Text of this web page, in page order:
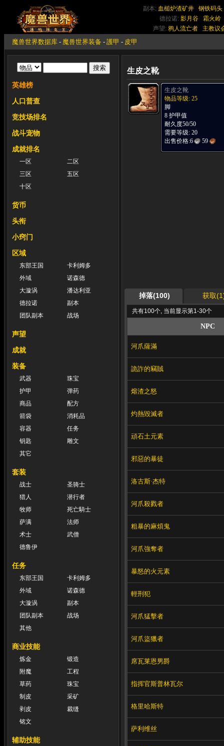
副本: 血槌炉渣矿井
钢铁码头
德拉诺: 影月谷
霜火岭
声望: 鸦人流亡者 主教议
魔兽世界数据库 - 魔兽世界装备 - 護甲 - 皮甲
英雄榜
人口普查
竞技场排名
战斗宠物
成就排名
一区
二区
三区
五区
十区
货币
头衔
小窍门
区域
东部王国
卡利姆多
外域
诺森德
大漩涡
潘达利亚
德拉诺
副本
团队副本
战场
声望
成就
装备
武器
珠宝
护甲
弹药
商品
配方
箭袋
消耗品
容器
任务
钥匙
雕文
其它
套装
战士
圣骑士
猎人
潜行者
牧师
死亡騎士
萨满
法师
术士
武僧
德鲁伊
任务
东部王国
卡利姆多
外域
诺森德
大漩涡
副本
团队副本
战场
其他
商业技能
炼金
锻造
附魔
工程
草药
珠宝
制皮
采矿
剥皮
裁缝
铭文
辅助技能
生皮之靴
生皮之靴
物品等级: 25
脚
8 护甲值
耐久度50/50
需要等级: 20
出售价格:6 59
掉落(100) 获取
共有100个, 当前显示第1-30个
NPC
河爪薩滿
詭詐的竊賊
熔渣之怒
灼熱毀滅者
頑石土元素
邪惡的暴徒
洛古斯·杰特
河爪殺戮者
粗暴的麻煩鬼
河爪強奪者
暴怒的火元素
輕刑犯
河爪猛擊者
河爪盜獵者
席瓦莱恩男爵
指挥官斯普林瓦尔
格里哈斯特
萨利维丝